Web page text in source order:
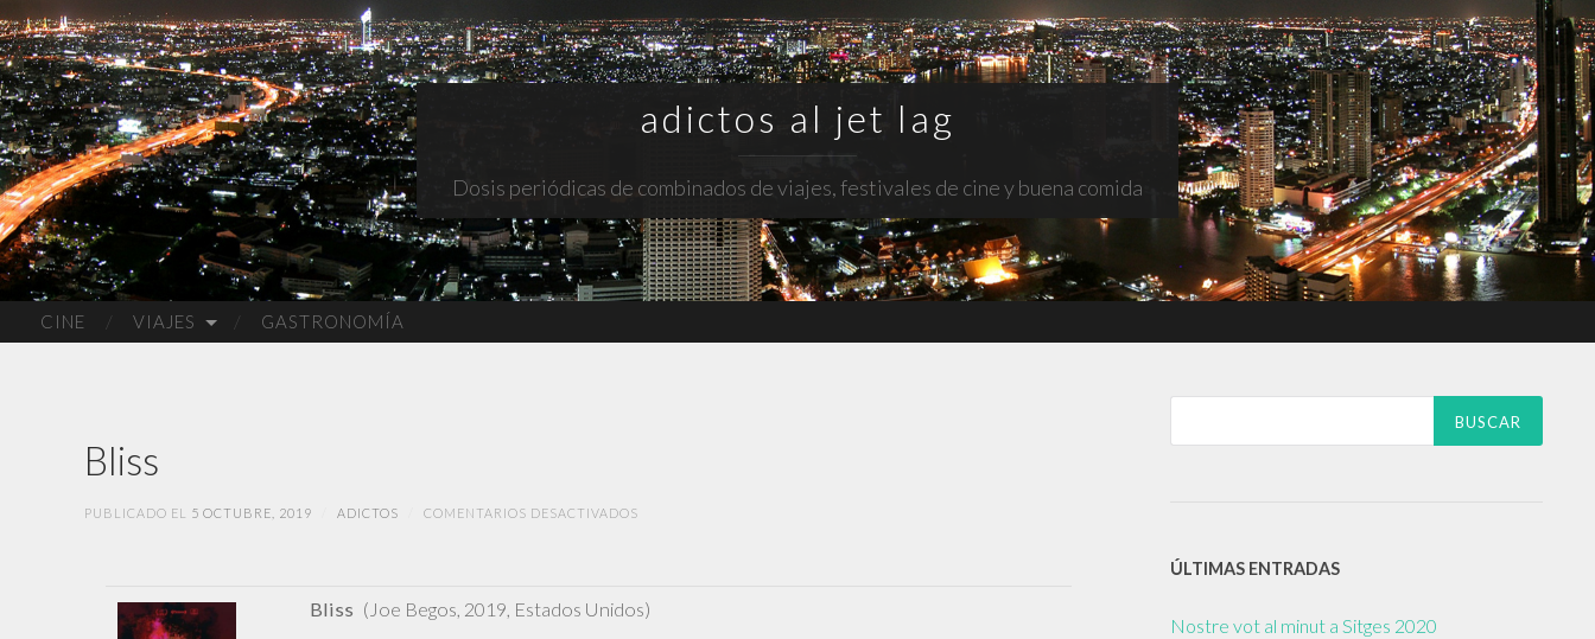
adictos al jet lag
Dosis periódicas de combinados de viajes, festivales de cine y buena comida
CINE VIAJES GASTRONOMÍA
Bliss
PUBLICADO EL 5 OCTUBRE, 2019 ADICTOS COMENTARIOS DESACTIVADOSEN
Bliss (Joe Begos, 2019, Estados Unidos)
ÚLTIMAS ENTRADAS
Nostre vot al minut a Sitges 2020